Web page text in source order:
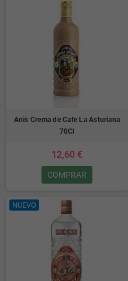
Anis Crema de Cafe La Asturiana
70Cl
12,60 €
COMPRAR
NUEVO